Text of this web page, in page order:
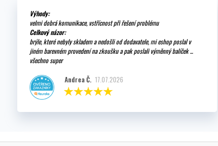
Výhody:
velmi dobrá komunikace, vstřícnost při řešení problému
Celkový názor:
brýle, které nebyly skladem a nedošli od dodavatele, mi eshop poslal v
jiném barevném provedení na zkoušku a pak poslali výměnný balíček ...
všechno super
Andrea Č. 17.07.2026